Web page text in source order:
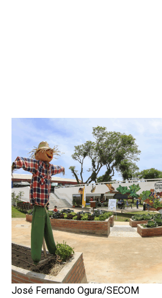
José Fernando Ogura/SECOM